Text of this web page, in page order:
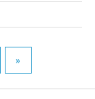
»